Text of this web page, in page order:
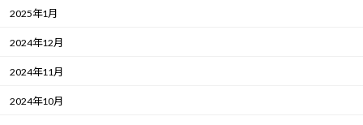
2025年1月
2024年12月
2024年11月
2024年10月